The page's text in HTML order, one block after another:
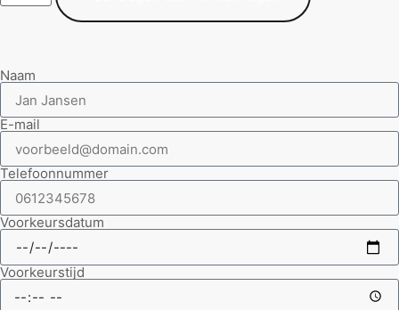
Naam
E-mail
Telefoonnummer
Voorkeursdatum
Voorkeurstijd